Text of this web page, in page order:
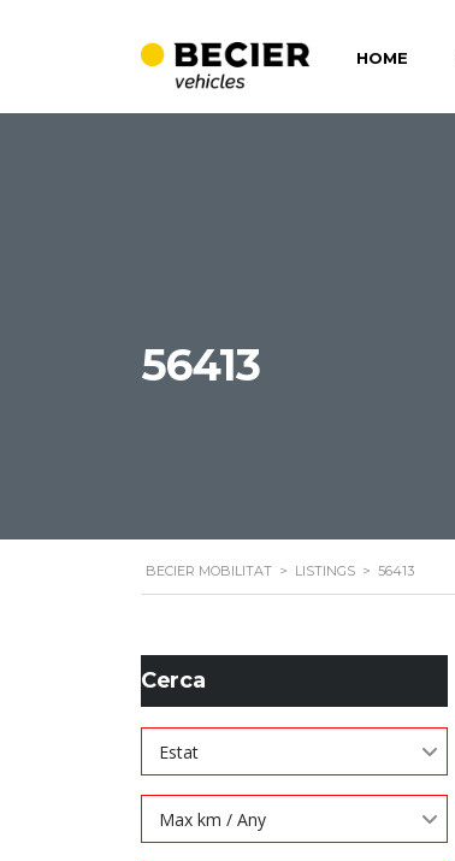
HOME
56413
BECIER MOBILITAT > LISTINGS > 56413
Cerca
Estat
Max km / Any